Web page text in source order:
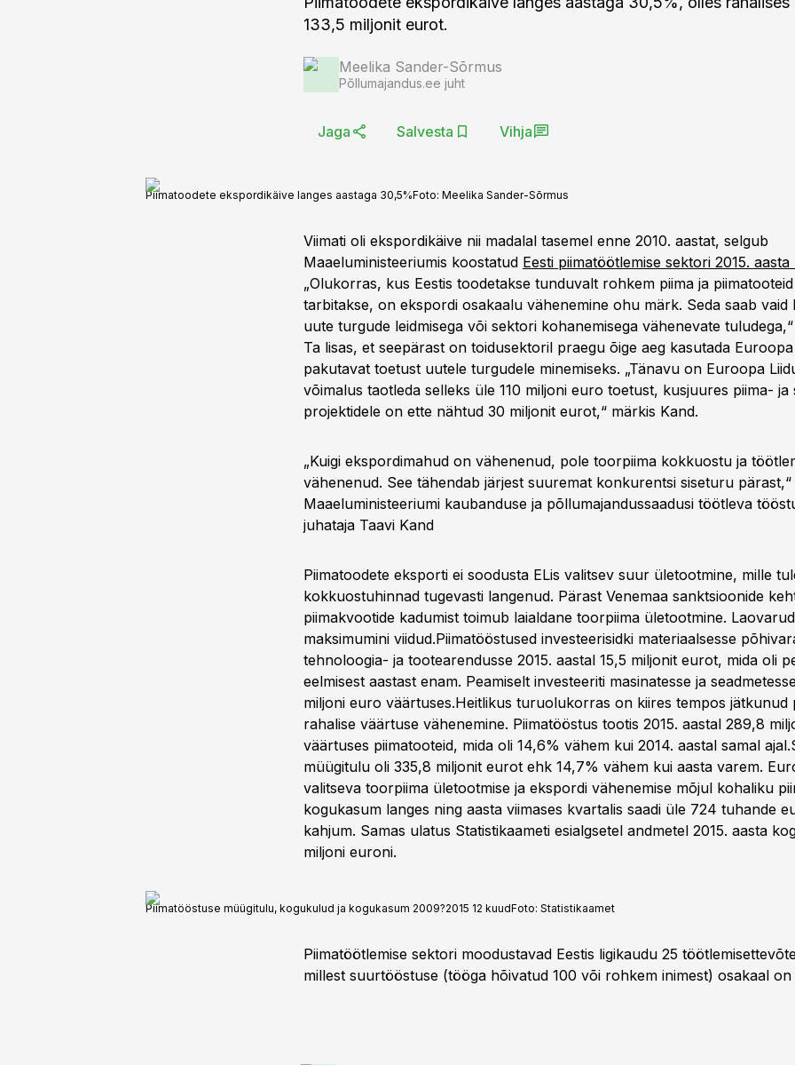
133,5 miljonit eurot.
Meelika Sander-Sõrmus
Põllumajandus.ee juht
Jaga Salvesta Vihja
Piimatoodete ekspordikäive langes aastaga 30,5%Foto: Meelika Sander-Sõrmus
Viimati oli ekspordikäive nii madalal tasemel enne 2010. aastat, selgub
Maaeluministeeriumis koostatud Eesti piimatöötlemise sektori 2015. aasta
„Olukorras, kus Eestis toodetakse tunduvalt rohkem piima ja
tarbitakse, on ekspordi osakaalu vähenemine ohu märk. Seda saab vaid
uute turgude leidmisega või sektori kohanemisega vähenevate
Ta lisas, et seepärast on toidusektoril praegu õige aeg kasutada
pakutavat toetust uutele turgudele minemiseks. „Tänavu on Euroopa
võimalus taotleda selleks üle 110 miljoni euro toetust, kusjuures piima- ja
projektidele on ette nähtud 30 miljonit eurot,“ märkis Kand.
„Kuigi ekspordimahud on vähenenud, pole toorpiima kokkuostu ja
vähenenud. See tähendab järjest suuremat konkurentsi siseturu pärast,“
Maaeluministeeriumi kaubanduse ja põllumajandussaadusi töötleva
juhataja Taavi Kand
Piimatoodete eksporti ei soodusta ELis valitsev suur ületootmine, mille
kokkuostuhinnad tugevasti langenud. Pärast Venemaa sanktsioonide
piimakvootide kadumist toimub laialdane toorpiima ületootmine.
maksimumini viidud.Piimatööstused investeerisidki materiaalsesse
tehnoloogia- ja tootearendusse 2015. aastal 15,5 miljonit eurot, mida oli
eelmisest aastast enam. Peamiselt investeeriti masinatesse ja
miljoni euro väärtuses.Heitlikus turuolukorras on kiires tempos jätkunud
rahalise väärtuse vähenemine. Piimatööstus tootis 2015. aastal 289,8
väärtuses piimatooteid, mida oli 14,6% vähem kui 2014. aastal samal
müügitulu oli 335,8 miljonit eurot ehk 14,7% vähem kui aasta varem.
valitseva toorpiima ületootmise ja ekspordi vähenemise mõjul kohaliku
kogukasum langes ning aasta viimases kvartalis saadi üle 724 tuhande
kahjum. Samas ulatus Statistikaameti esialgsetel andmetel 2015. aasta
miljoni euroni.
Piimatööstuse müügitulu, kogukulud ja kogukasum 2009?2015 12 kuudFoto: Statistikaamet
Piimatöötlemise sektori moodustavad Eestis ligikaudu 25
millest suurtööstuse (tööga hõivatud 100 või rohkem inimest) osakaal on